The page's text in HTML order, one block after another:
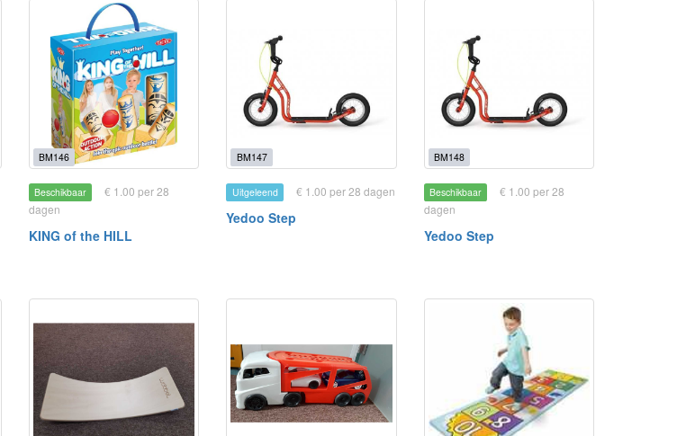
BM146
Beschikbaar
€ 1.00 per 28
dagen
KING of the HILL
BM147
Uitgeleend € 1.00 per 28 dagen
Yedoo Step
BM148
Beschikbaar
€ 1.00 per 28
dagen
Yedoo Step